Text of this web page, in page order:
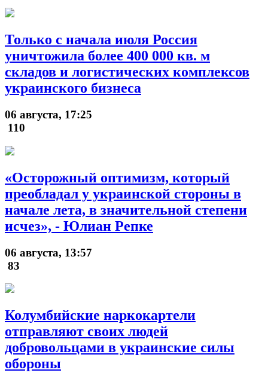
Только с начала июля Россия
уничтожила более 400 000 кв. м
складов и логистических комплексов
украинского бизнеса
06 августа, 17:25
110
«Осторожный оптимизм, который
преобладал у украинской стороны в
начале лета, в значительной степени
исчез», - Юлиан Репке
06 августа, 13:57
83
Колумбийские наркокартели
отправляют своих людей
добровольцами в украинские силы
обороны